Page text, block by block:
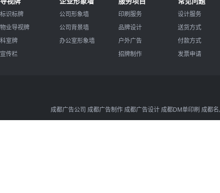
标识标牌
物业导视牌
科室牌
宣传栏
公司形象墙
公司背景墙
办公室形象墙
印刷服务
品牌设计
户外广告
招牌制作
设计服务
送货方式
付款方式
发票申请
成都广告公司 成都广告制作 成都广告设计 成都DM单印刷 成都